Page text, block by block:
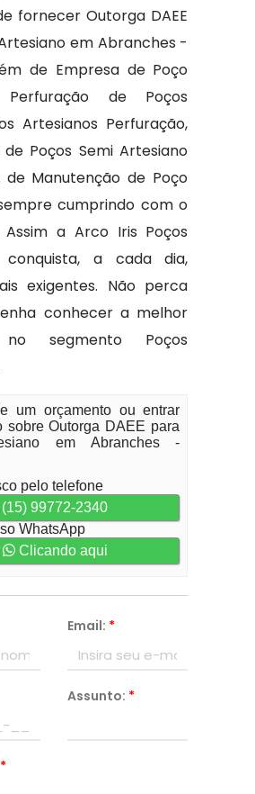
fornecer Outorga DAEE
em Abranches -
de Empresa de Poço
Perfuração de Poços
Artesianos Perfuração,
Poços Semi Artesiano
de Manutenção de Poço
cumprindo com o
Assim a Arco Iris Poços
conquista, a cada dia,
exigentes. Não perca
conhecer a melhor
no segmento Poços
um orçamento ou entrar
sobre Outorga DAEE para
em Abranches -
pelo telefone
(15) 99772-2340
WhatsApp
Clicando aqui
Email: *
Assunto: *
*